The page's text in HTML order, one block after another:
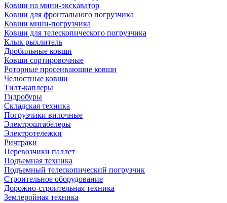
Ковши на мини-экскаватор
Ковши для фронтального погрузчика
Ковши мини-погрузчика
Ковши для телескопического погрузчика
Клык рыхлитель
Дробильные ковши
Ковши сортировочные
Роторные просеивающие ковши
Челюстные ковши
Тилт-каплеры
Гидробуры
Складская техника
Погрузчики вилочные
Электроштабелеры
Электротележки
Ричтраки
Перевозчики паллет
Подъемная техника
Подъемный телескопический погрузчик
Строительное оборудование
Дорожно-строительная техника
Землеройная техника